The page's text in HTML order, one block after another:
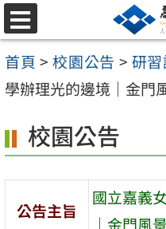
跳
至
主
要
容
區
選
單
首頁 > 校園公告 > 研
學辦理光的邊境｜金門
校園公告
公告主旨
國立嘉義
｜金門風